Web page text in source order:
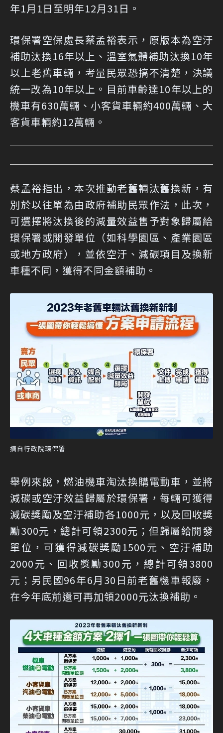
年1月1日至明年12月31日。
環保署空保處長蔡孟裕表示，原版本為空汙
補助汰換16年以上、溫室氣體補助汰換10年
以上老舊車輛，考量民眾恐搞不清楚，決議
統一改為10年以上。目前車齡達10年以上的
機車有630萬輛、小客貨車輛約400萬輛、大
客貨車輛約12萬輛。
蔡孟裕指出，本次推動老舊輛汰舊換新，有
別於以往單為由政府補助民眾作法，此次，
可選擇將汰換後的減量效益售予對象歸屬給
環保署或開發單位（如科學園區、產業園區
或地方政府），並依空汙、減碳項目及換新
車種不同，獲得不同金額補助。
摘自行政院環保署
舉例來說，燃油機車淘汰換購電動車，並將
減碳或空汙效益歸屬於環保署，每輛可獲得
減碳獎勵及空汙補助各1000元，以及回收獎
勵300元，總計可領2300元；但歸屬給開發
單位，可獲得減碳獎勵1500元、空汙補助
2000元、回收獎勵300元，總計可領3800
元；另民國96年6月30日前老舊機車報廢，
在今年底前還可再加領2000元汰換補助。